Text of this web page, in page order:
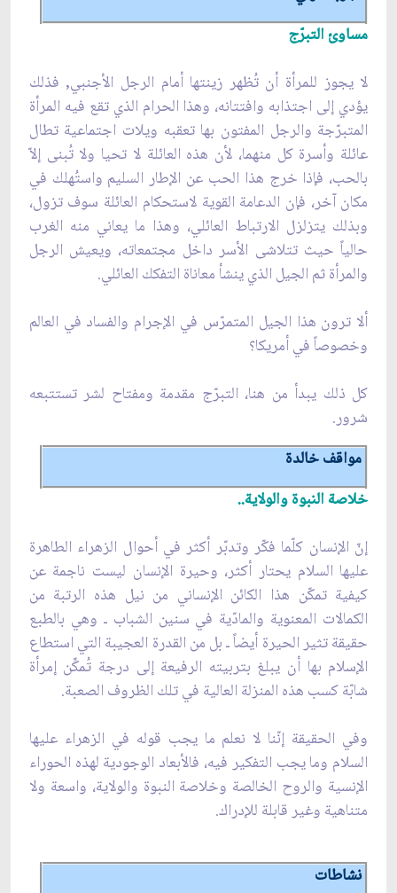
مساوئ التبرّج
لا يجوز للمرأة أن تُظهر زينتها أمام الرجل الأجنبي, فذلك
يؤدي إلى اجتذابه وافتتانه، وهذا الحرام الذي تقع فيه المرأة
المتبرّجة والرجل المفتون بها تعقبه ويلات اجتماعية تطال
عائلة وأسرة كل منهما، لأن هذه العائلة لا تحيا ولا تُبنى إلاّ
بالحب، فإذا خرج هذا الحب عن الإطار السليم واستُهلك في
مكان آخر، فإن الدعامة القوية لاستحكام العائلة سوف تزول،
وبذلك يتزلزل الارتباط العائلي، وهذا ما يعاني منه الغرب
حالياً حيث تتلاشى الأسر داخل مجتمعاته، ويعيش الرجل
والمرأة ثم الجيل الذي ينشأ معاناة التفكك العائلي.
ألا ترون هذا الجيل المتمرّس في الإجرام والفساد في العالم
وخصوصاً في أمريكا؟
كل ذلك يبدأ من هنا، التبرّج مقدمة ومفتاح لشر تستتبعه
شرور.
مواقف خالدة
خلاصة النبوة والولاية..
إنّ الإنسان كلّما فكّر وتدبّر أكثر في أحوال الزهراء الطاهرة
عليها السلام يحتار أكثر، وحيرة الإنسان ليست ناجمة عن
كيفية تمكّن هذا الكائن الإنساني من نيل هذه الرتبة من
الكمالات المعنوية والمادّية في سنين الشباب ـ وهي بالطبع
حقيقة تثير الحيرة أيضاً ـ بل من القدرة العجيبة التي استطاع
الإسلام بها أن يبلغ بتربيته الرفيعة إلى درجة تُمكِّن إمرأة
شابّة كسب هذه المنزلة العالية في تلك الظروف الصعبة.
وفي الحقيقة إنّنا لا نعلم ما يجب قوله في الزهراء عليها
السلام وما يجب التفكير فيه، فالأبعاد الوجودية لهذه الحوراء
الإنسية والروح الخالصة وخلاصة النبوة والولاية، واسعة ولا
متناهية وغير قابلة للإدراك.
نشاطات